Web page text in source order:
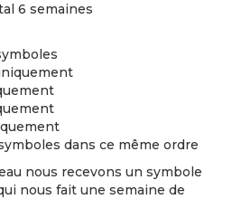
6 semaines
dans ce même ordre
nous recevons un symbole
nous fait une semaine de